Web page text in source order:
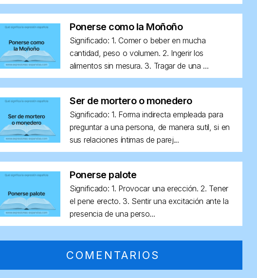
Ponerse como la Moñoño
Significado: 1. Comer o beber en mucha
cantidad, peso o volumen. 2. Ingerir los
alimentos sin mesura. 3. Tragar de una ...
Ser de mortero o monedero
Significado: 1. Forma indirecta empleada para
preguntar a una persona, de manera sutil, si en
sus relaciones íntimas de parej...
Ponerse palote
Significado: 1. Provocar una erección. 2. Tener
el pene erecto. 3. Sentir una excitación ante la
presencia de una perso...
COMENTARIOS